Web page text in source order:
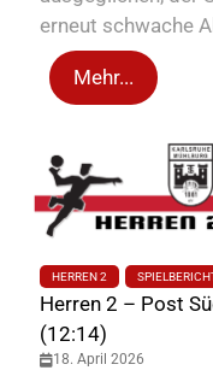
erneut schwache
Mehr...
HERREN 2
Herren 2 – Post
(12:14)
18. April 2026